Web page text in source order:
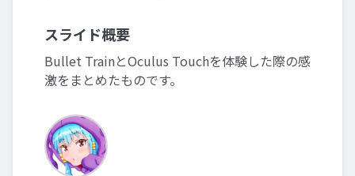
スライド概要
Bullet TrainとOculus Touchを体験した際の感
激をまとめたものです。